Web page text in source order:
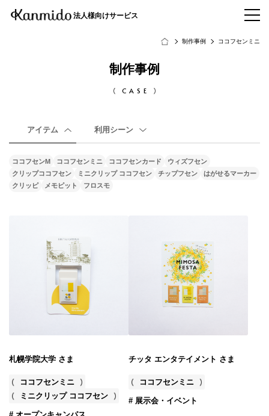
法人様向けサービス
制作事例 ココフセンミニ
制作事例
CASE
アイテム 利用シーン
ココフセンM ココフセンミニ ココフセンカード
ウィズフセン
クリップココフセン
ミニクリップ ココフセン チップフセン
はがせるマーカー
クリッピ
メモピット フロスモ
札幌学院大学 さま
ココフセンミニ
ミニクリップ ココフセン
チッタ エンタテイメント さま
ココフセンミニ
# 展示会・イベント